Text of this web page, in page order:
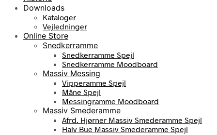
Downloads
Kataloger
Vejledninger
Online Store
Snedkerramme
Snedkerramme Spejl
Snedkerramme Moodboard
Massiv Messing
Vipperamme Spejl
Måne Spejl
Messingramme Moodboard
Massiv Smederamme
Afrd. Hjørner Massiv Smederamme Spejl
Halv Bue Massiv Smederamme Spejl